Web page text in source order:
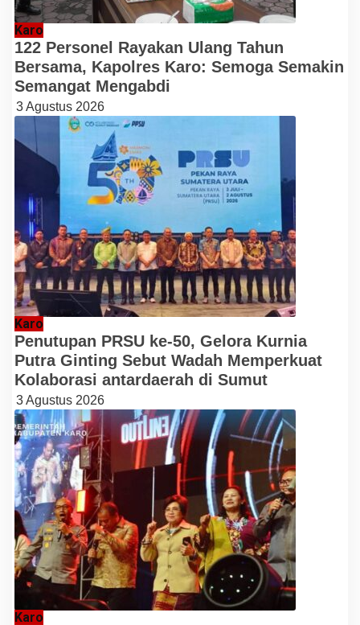
Karo
122 Personel Rayakan Ulang Tahun
Bersama, Kapolres Karo: Semoga Semakin
Semangat Mengabdi
3 Agustus 2026
Karo
Penutupan PRSU ke-50, Gelora Kurnia
Putra Ginting Sebut Wadah Memperkuat
Kolaborasi antardaerah di Sumut
3 Agustus 2026
Karo